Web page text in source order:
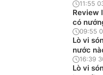
đại11:55
Review
có
mua?
09:55
Lò vi
nước
16:39
Lò vi